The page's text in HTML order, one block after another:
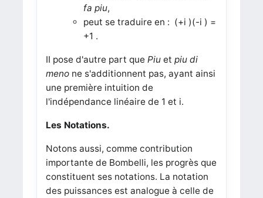
fa piu,
peut se traduire en : (+i )(-i ) =
+1 .
II pose d'autre part que Piuet piu di
menone s'additionnent pas, ayant ainsi
une première intuition de
l'indépendance linéaire de 1 et i.
Les Notations.
Notons aussi, comme contribution
importante de Bombelli, les progrès que
constituent ses notations. La notation
des puissances est analogue à celle de